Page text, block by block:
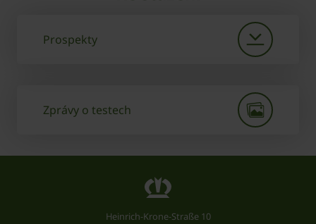
Prospekty
Zprávy o testech
Heinrich-Krone-Straße 10